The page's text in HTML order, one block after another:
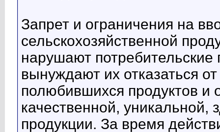
Запрет и ограничения на
сельскохозяйственной
нарушают
вынуждают их отказаться
полюбившихся продуктов и
качественной,
продукции. За время